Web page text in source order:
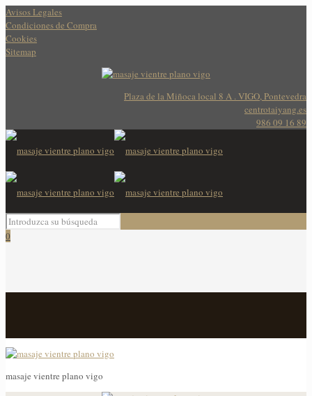
Avisos Legales
Condiciones de Compra
Cookies
Sitemap
Plaza de la Miñoca local 8 A . VIGO, Pontevedra
centrotaiyang.es
986 09 16 89
0
masaje vientre plano vigo